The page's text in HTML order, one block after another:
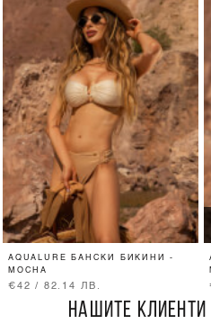
AQUALURE БАНСКИ БИКИНИ -
MOCHA
€42 / 82.14 ЛВ.
НАШИТЕ